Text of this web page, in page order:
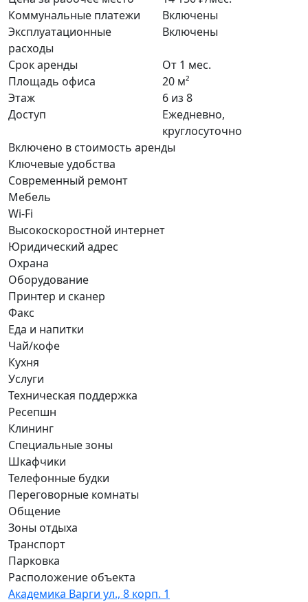
Коммунальные платежи
Включены
Эксплуатационные
расходы
Включены
Срок аренды
От 1 мес.
Площадь офиса
20 м²
Этаж
6 из 8
Доступ
Ежедневно,
круглосуточно
Включено в стоимость аренды
Ключевые удобства
Современный ремонт
Мебель
Wi-Fi
Высокоскоростной интернет
Юридический адрес
Охрана
Оборудование
Принтер и сканер
Факс
Еда и напитки
Чай/кофе
Кухня
Услуги
Техническая поддержка
Ресепшн
Клининг
Специальные зоны
Шкафчики
Телефонные будки
Переговорные комнаты
Общение
Зоны отдыха
Транспорт
Парковка
Расположение объекта
Академика Варги ул., 8 корп. 1